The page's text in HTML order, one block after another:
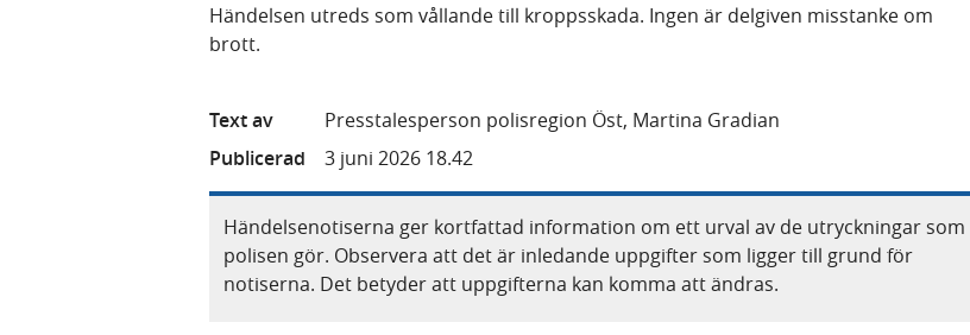
Händelsen utreds som vållande till kroppsskada. Ingen är delgiven misstanke om
brott.
Text av
Presstalesperson polisregion Öst, Martina Gradian
Publicerad
3 juni 2026 18.42
Händelsenotiserna ger kortfattad information om ett urval av de utryckningar som
polisen gör. Observera att det är inledande uppgifter som ligger till grund för
notiserna. Det betyder att uppgifterna kan komma att ändras.